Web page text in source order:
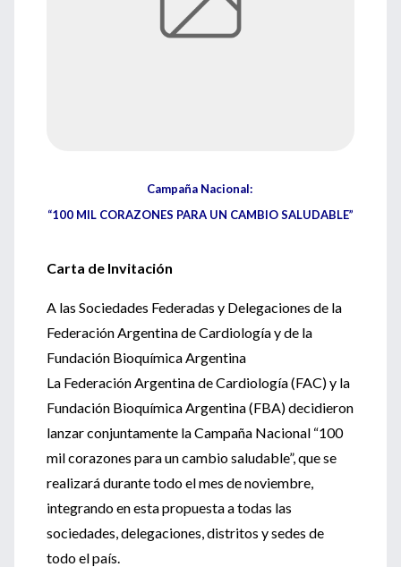
Campaña Nacional:
“100 MIL CORAZONES PARA UN CAMBIO SALUDABLE”
Carta de Invitación
A las Sociedades Federadas y Delegaciones de la
Federación Argentina de Cardiología y de la
Fundación Bioquímica Argentina
La Federación Argentina de Cardiología (FAC) y la
Fundación Bioquímica Argentina (FBA) decidieron
lanzar conjuntamente la Campaña Nacional “100
mil corazones para un cambio saludable”, que se
realizará durante todo el mes de noviembre,
integrando en esta propuesta a todas las
sociedades, delegaciones, distritos y sedes de
todo el país.